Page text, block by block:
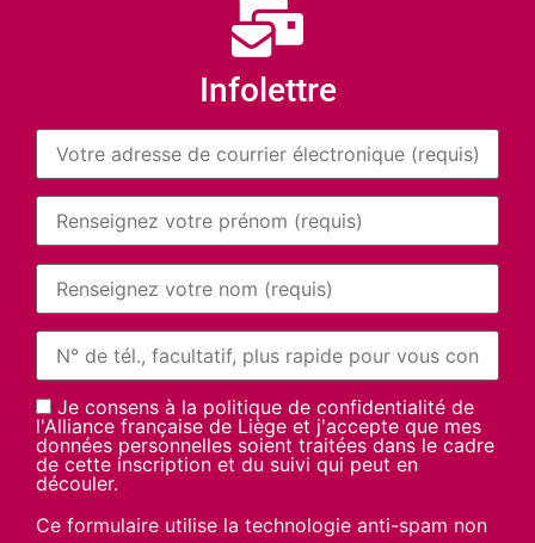
Infolettre
Je consens à la politique de confidentialité de
l'Alliance française de Liège et j'accepte que mes
données personnelles soient traitées dans le cadre
de cette inscription et du suivi qui peut en
découler.
Ce formulaire utilise la technologie anti-spam non